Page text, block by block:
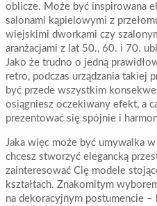
oblicze. Może być inspirowana
salonami kąpielowymi z
wiejskimi dworkami czy
aranżacjami z lat 50., 60. i 70.
Jako że trudno o jedną
retro, podczas urządzania takiej
być przede wszystkim
osiągniesz oczekiwany efekt, a
prezentować się spójnie i
Jaka więc może być umywalka
chcesz stworzyć elegancką
zainteresować Cię modele
kształtach. Znakomitym
na dekoracyjnym postumencie –